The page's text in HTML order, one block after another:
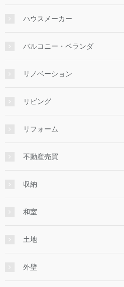
ハウスメーカー
バルコニー・ベランダ
リノベーション
リビング
リフォーム
不動産売買
収納
和室
土地
外壁